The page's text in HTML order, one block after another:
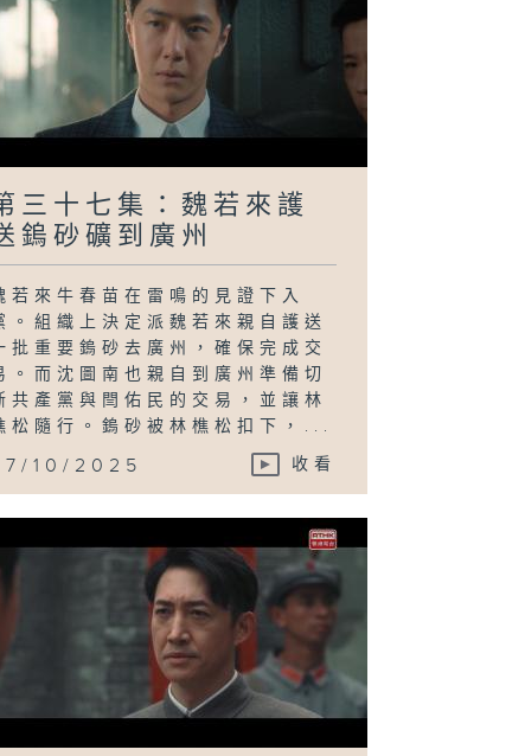
三十七集：魏若來護
鎢砂礦到廣州
若來牛春苗在雷鳴的見證下入
。組織上決定派魏若來親自護送
批重要鎢砂去廣州，確保完成交
。而沈圖南也親自到廣州準備切
共產黨與閆佑民的交易，並讓林
松隨行。鎢砂被林樵松扣下，...
10/2025 收看